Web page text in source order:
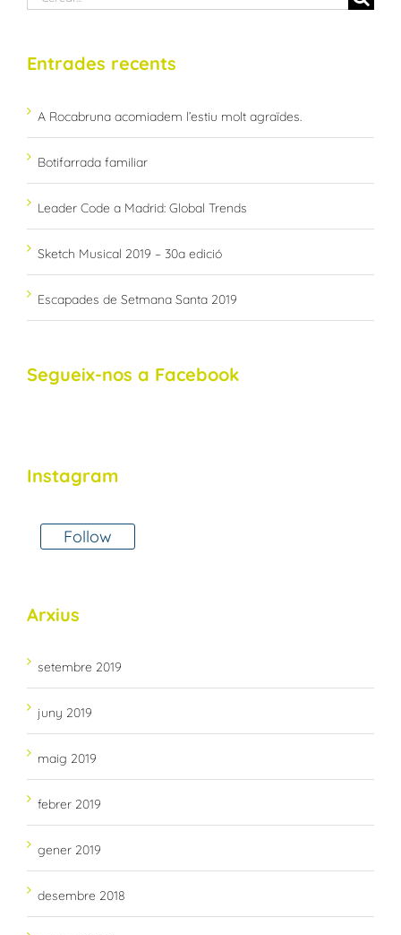
Entrades recents
A Rocabruna acomiadem l’estiu molt agraïdes.
Botifarrada familiar
Leader Code a Madrid: Global Trends
Sketch Musical 2019 – 30a edició
Escapades de Setmana Santa 2019
Segueix-nos a Facebook
Instagram
Follow
Arxius
setembre 2019
juny 2019
maig 2019
febrer 2019
gener 2019
desembre 2018